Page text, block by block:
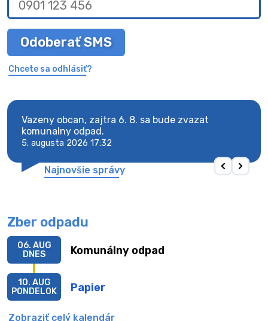
Odoberať SMS
Chcete sa odhlásiť?
Vazeny obcan, zajtra 6. 8. sa bude zvazat
komunalny odpad.
5. augusta 2026 17:32
Najnovšie správy
Zber odpadu
Komunálny odpad
06. AUG
DNES
Papier
10. AUG
PONDELOK
Zobraziť celý kalendár